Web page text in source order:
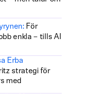
För
enkla – tills AI
Erba
strategi för
med